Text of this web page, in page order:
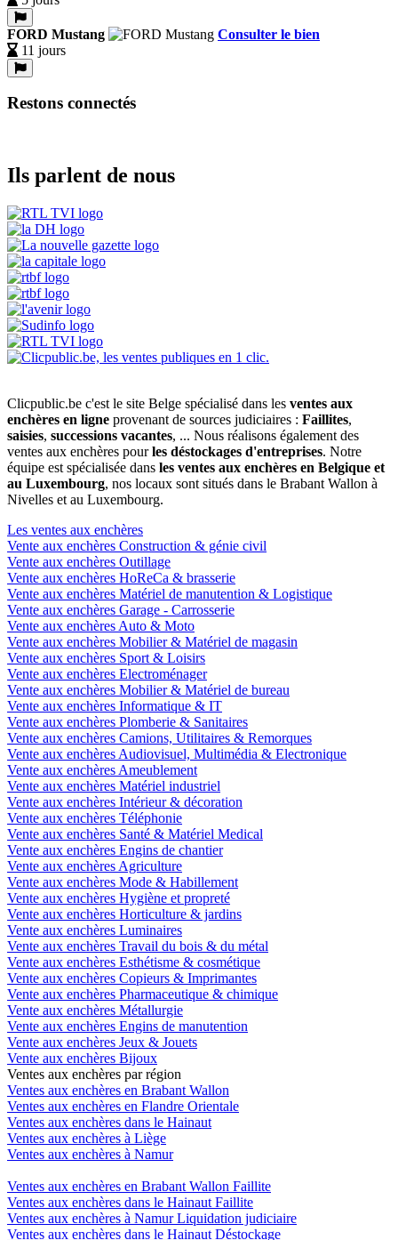
FORD Mustang
Consulter le bien
11 jours
Restons connectés
Ils parlent de nous
Clicpublic.be c'est le site Belge spécialisé dans les ventes aux
enchères en ligne provenant de sources judiciaires : Faillites,
saisies, successions vacantes, ... Nous réalisons également des
ventes aux enchères pourles déstockages d'entreprises. Notre
équipe est spécialisée dans les ventes aux enchères en Belgique et
au Luxembourg, nos locaux sont situés dans le Brabant Wallon à
Nivelles et au Luxembourg.
Les ventes aux enchères
Vente aux enchères Construction & génie civil
Vente aux enchères Outillage
Vente aux enchères HoReCa & brasserie
Vente aux enchères Matériel de manutention & Logistique
Vente aux enchères Garage - Carrosserie
Vente aux enchères Auto & Moto
Vente aux enchères Mobilier & Matériel de magasin
Vente aux enchères Sport & Loisirs
Vente aux enchères Electroménager
Vente aux enchères Mobilier & Matériel de bureau
Vente aux enchères Informatique & IT
Vente aux enchères Plomberie & Sanitaires
Vente aux enchères Camions, Utilitaires & Remorques
Vente aux enchères Audiovisuel, Multimédia & Electronique
Vente aux enchères Ameublement
Vente aux enchères Matériel industriel
Vente aux enchères Intérieur & décoration
Vente aux enchères Téléphonie
Vente aux enchères Santé & Matériel Medical
Vente aux enchères Engins de chantier
Vente aux enchères Agriculture
Vente aux enchères Mode & Habillement
Vente aux enchères Hygiène et propreté
Vente aux enchères Horticulture & jardins
Vente aux enchères Luminaires
Vente aux enchères Travail du bois & du métal
Vente aux enchères Esthétisme & cosmétique
Vente aux enchères Copieurs & Imprimantes
Vente aux enchères Pharmaceutique & chimique
Vente aux enchères Métallurgie
Vente aux enchères Engins de manutention
Vente aux enchères Jeux & Jouets
Vente aux enchères Bijoux
Ventes aux enchères par région
Ventes aux enchères en Brabant Wallon
Ventes aux enchères en Flandre Orientale
Ventes aux enchères dans le Hainaut
Ventes aux enchères à Liège
Ventes aux enchères à Namur
Ventes aux enchères en Brabant Wallon Faillite
Ventes aux enchères dans le Hainaut Faillite
Ventes aux enchères à Namur Liquidation judiciaire
Ventes aux enchères dans le Hainaut Déstockage